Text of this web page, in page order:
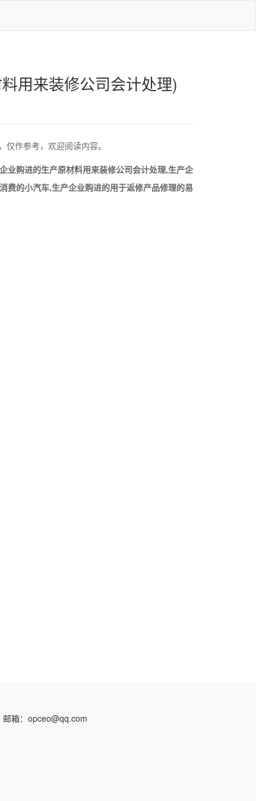
用来装修公司会计处理)
仅作参考，欢迎阅读内容。
业购进的生产原材料用来装修公司会计处理,生产企
费的小汽车,生产企业购进的用于返修产品修理的易
箱：opceo@qq.com